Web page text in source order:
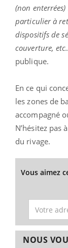
(non
particulier à
dispositifs de
couverture,
publique.
En ce qui
les zones de
accompagné
N’hésitez pas
du rivage.
Vous aimez
NOUS